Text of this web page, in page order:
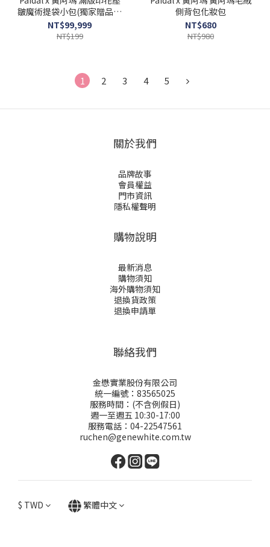
皺魔術提袋小包(獨家贈品，
不另販售)
NT$99,999
NT$199
側背包化妝包
NT$680
NT$980
1 2 3 4 5
關於我們
品牌故事
會員權益
門市資訊
隱私權聲明
購物說明
最新消息
購物須知
海外購物須知
退換貨政策
退換申請單
聯絡我們
金懋實業股份有限公司
統一編號：83565025
服務時間：(不含例假日)
週一至週五 10:30-17:00
服務電話：04-22547561
ruchen@genewhite.com.tw
$ TWD 繁體中文